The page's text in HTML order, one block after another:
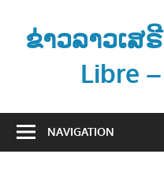
contentຂ່າວລາວເສ
Libre
າ
NAVIGATION